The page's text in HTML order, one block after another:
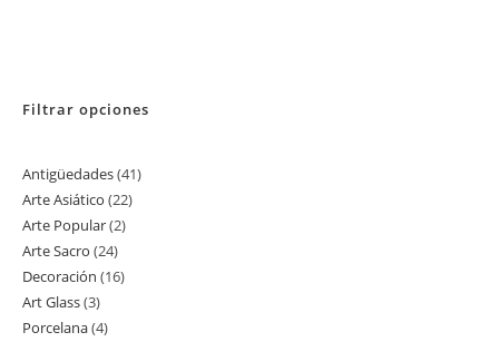
Filtrar opciones
Antigüedades 4141
Arte Asiático 2222
Arte Popular 22
Arte Sacro 2424
productos
Decoración 1616
Art Glass 33
productos
Porcelana 44